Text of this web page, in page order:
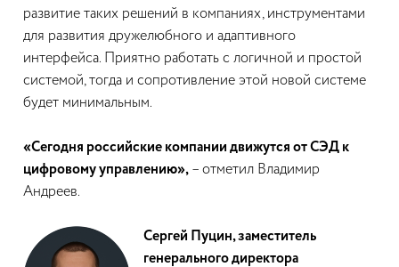
развитие таких решений в компаниях, инструментами
для развития дружелюбного и адаптивного
интерфейса. Приятно работать с логичной и простой
системой, тогда и сопротивление этой новой системе
будет минимальным.
«Сегодня российские компании движутся от СЭД к
цифровому управлению», – отметил Владимир
Андреев.
Сергей Пуцин, заместитель
генерального директора